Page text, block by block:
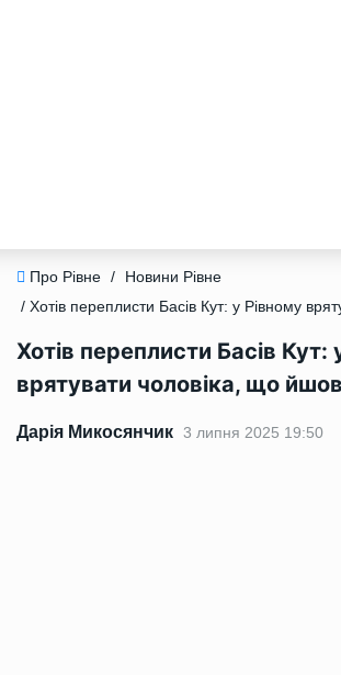
Про Рівне /
Новини Рівне
Хотів переплисти Басів Кут:
врятувати чоловіка, що
Дарія Микосянчик 3 липня 2025 19:50